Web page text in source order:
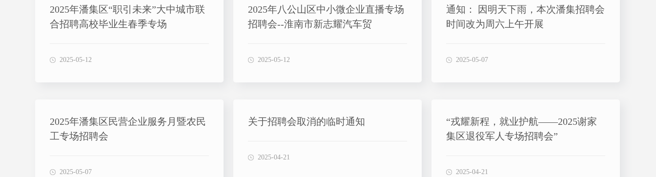
2025年潘集区“职引未来”大中城市联
合招聘高校毕业生春季专场
2025-05-12
2025年八公山区中小微企业直播专场
招聘会--淮南市新志耀汽车贸
2025-05-12
通知： 因明天下雨，本次潘集招聘会
时间改为周六上午开展
2025-05-07
2025年潘集区民营企业服务月暨农民
工专场招聘会
2025-05-07
关于招聘会取消的临时通知
2025-04-21
“戎耀新程，就业护航——2025谢家
集区退役军人专场招聘会”
2025-04-21